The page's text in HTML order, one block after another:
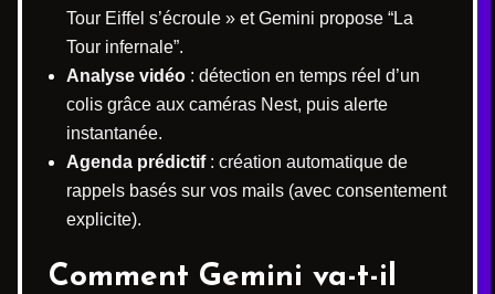
Tour Eiffel s’écroule » et Gemini propose “La
Tour infernale”.
Analyse vidéo : détection en temps réel d’un
colis grâce aux caméras Nest, puis alerte
instantanée.
Agenda prédictif: création automatique de
rappels basés sur vos mails (avec consentement
explicite).
Comment Gemini va-t-il